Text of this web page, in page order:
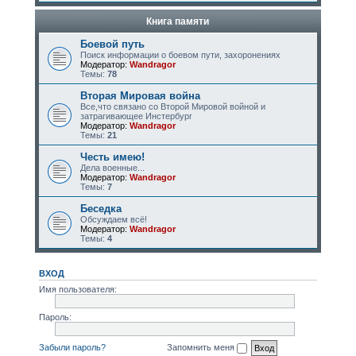
Книга памяти
Боевой путь
Поиск информации о боевом пути, захоронениях
Модератор: Wandragor
Темы: 78
Вторая Мировая война
Все,что связано со Второй Мировой войной и
затрагивающее Инстербург
Модератор: Wandragor
Темы: 21
Честь имею!
Дела военные...
Модератор: Wandragor
Темы: 7
Беседка
Обсуждаем всё!
Модератор: Wandragor
Темы: 4
ВХОД
Имя пользователя:
Пароль:
Забыли пароль? Запомнить меня